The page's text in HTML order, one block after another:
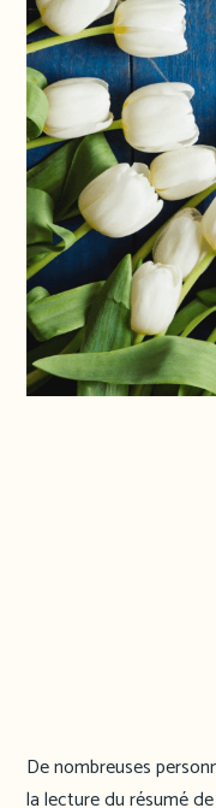
De nombreuses
la lecture du résumé de